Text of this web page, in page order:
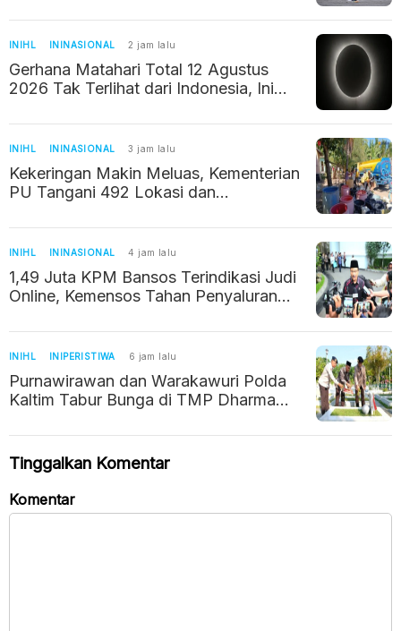
INIHL ININASIONAL 2 jam lalu
Gerhana Matahari Total 12 Agustus
2026 Tak Terlihat dari Indonesia, Ini
INIHL ININASIONAL 3 jam lalu
Kekeringan Makin Meluas, Kementerian
PU Tangani 492 Lokasi dan
INIHL ININASIONAL 4 jam lalu
1,49 Juta KPM Bansos Terindikasi Judi
Online, Kemensos Tahan Penyaluran
INIHL INIPERISTIWA 6 jam lalu
Purnawirawan dan Warakawuri Polda
Kaltim Tabur Bunga di TMP Dharma
Tinggalkan Komentar
Komentar